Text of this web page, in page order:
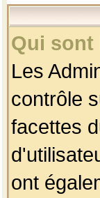
Qui sont
Les
contrôle
facettes
ont